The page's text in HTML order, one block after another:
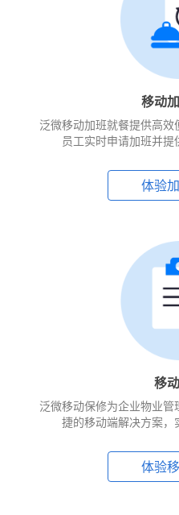
移动
泛微移动加班就餐提供高
员工实时申请加班并
体验
移
泛微移动保修为企业物业
捷的移动端解决方案，
体验